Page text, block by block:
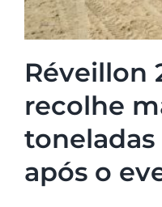
Réveillon
recolhe
após o